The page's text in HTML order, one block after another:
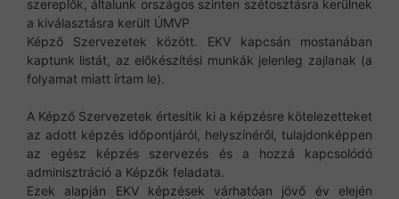
szereplők, általunk országos szinten szétosztásra kerülnek
a kiválasztásra került ÚMVP
Képző Szervezetek között. EKV kapcsán mostanában
kaptunk listát, az előkészítési munkák jelenleg zajlanak (a
folyamat miatt írtam le).
A Képző Szervezetek értesítik ki a képzésre kötelezetteket
az adott képzés időpontjáról, helyszínéről, tulajdonképpen
az egész képzés szervezés és a hozzá kapcsolódó
adminisztráció a Képzők feladata.
Ezek alapján EKV képzések várhatóan jövő év elején